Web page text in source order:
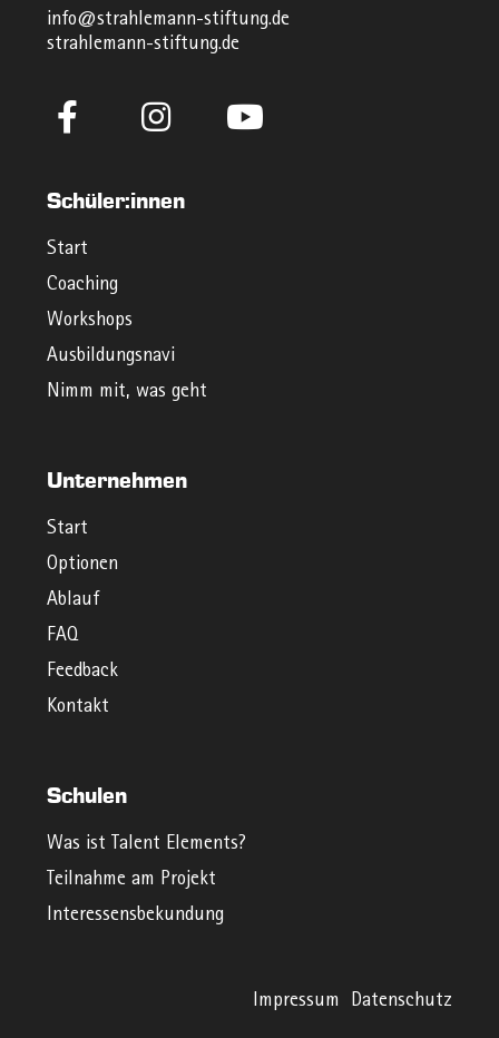
info@strahlemann-stiftung.de
strahlemann-stiftung.de
Schüler:innen
Start
Coaching
Workshops
Ausbildungsnavi
Nimm mit, was geht
Unternehmen
Start
Optionen
Ablauf
FAQ
Feedback
Kontakt
Schulen
Was ist Talent Elements?
Teilnahme am Projekt
Interessensbekundung
Impressum Datenschutz